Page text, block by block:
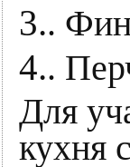
3..
4..
Для
кухня